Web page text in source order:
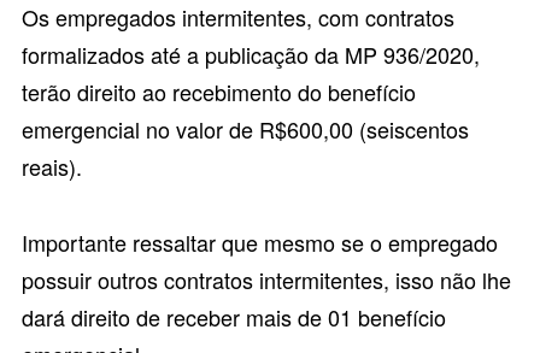
Os empregados intermitentes, com contratos
formalizados até a publicação da MP 936/2020,
terão direito ao recebimento do benefício
emergencial no valor de R$600,00 (seiscentos
reais).
Importante ressaltar que mesmo se o empregado
possuir outros contratos intermitentes, isso não lhe
dará direito de receber mais de 01 benefício